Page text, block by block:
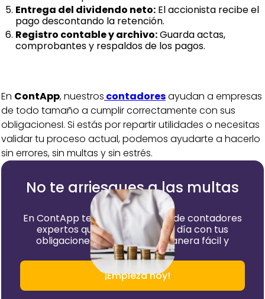
Entrega del dividendo neto: El accionista recibe el
pago descontando la retención.
Registro contable y archivo:Guarda actas,
comprobantes y respaldos de los pagos.
En ContApp, nuestros contadoresayudan a empresas
de todo tamaño a cumplir correctamente con sus
obligacionesI. Si estás por repartir utilidades o necesitas
validar tu proceso actual, podemos ayudarte a hacerlo
sin errores, sin multas y sin estrés.
No te arriesgues a las multas
del SRI
En ContApp tenemos un equipo de contadores
expertos que te mantienen al día con tus
obligaciones tributarias de manera fácil y
¡Empieza hoy!